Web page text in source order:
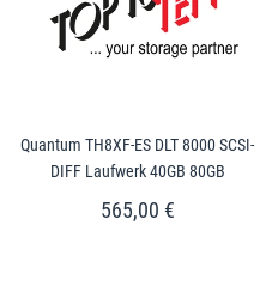
Quantum TH8XF-ES DLT 8000 SCSI-
DIFF Laufwerk 40GB 80GB
565,00 €